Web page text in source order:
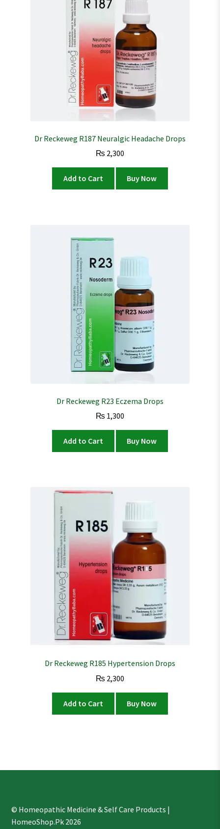
Dr Reckeweg R187 Neuralgic Headache Drops
₨ 2,300
Add to Cart Buy Now
Dr Reckeweg R23 Eczema Drops
₨ 1,300
Add to Cart Buy Now
Dr Reckeweg R185 Hypertension Drops
₨ 2,300
Add to Cart Buy Now
© Homeopathic Medicine & Self Care Products |
HomeoShop.Pk 2026